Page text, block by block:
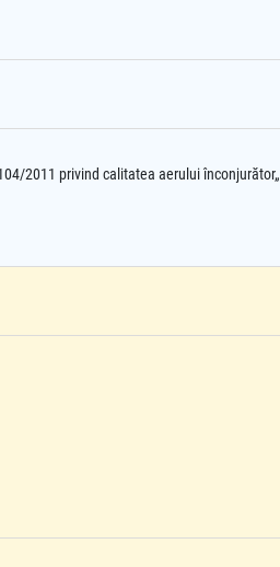
2011 privind calitatea aerului înconjurător„